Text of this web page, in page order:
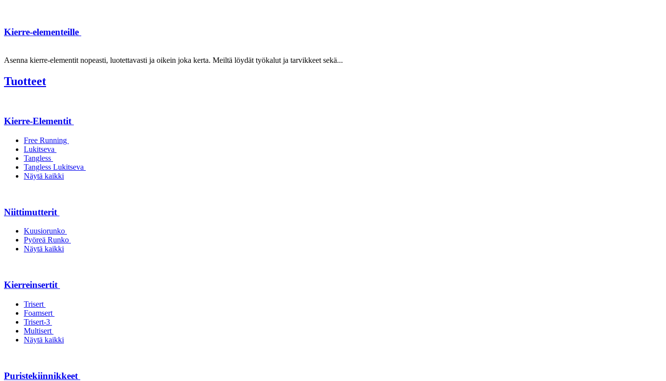
Kierre-elementeille
Asenna kierre-elementit nopeasti, luotettavasti ja oikein joka kerta. Meiltä löydät työkalut ja tarvikkeet sekä...
Tuotteet
Kierre-Elementit
Free Running
Lukitseva
Tangless
Tangless Lukitseva
Näytä kaikki
Niittimutterit
Kuusiorunko
Pyöreä Runko
Näytä kaikki
Kierreinsertit
Trisert
Foamsert
Trisert-3
Multisert
Näytä kaikki
Puristekiinnikkeet